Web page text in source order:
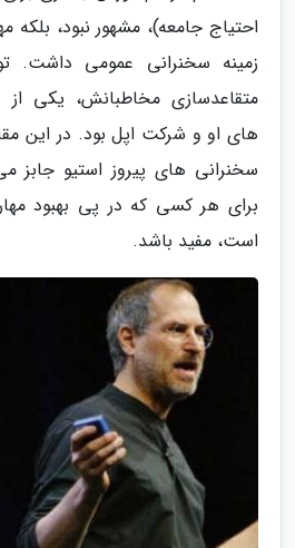
احتیاج جامعه)، مشهور نبود،
زمینه سخنرانی عمومی داشت.
متقاعدسازی مخاطبانش، یکی از
سخنرانی های پیروز استیو جابز
برای هر کسی که در پی بهبود
است، مفید باشد.